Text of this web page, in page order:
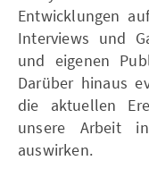
Entwicklungen
Interviews und
und eigenen
Darüber hinaus
die aktuellen
unsere Arbeit
auswirken.